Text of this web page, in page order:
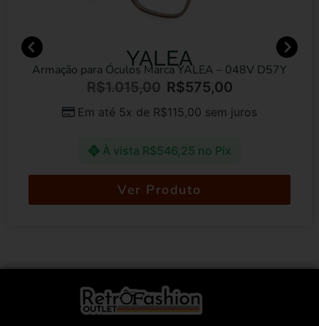
YALEA
Armação para Óculos Marca YALEA – 048V D57Y
R$1.015,00 R$575,00
Em até 5x de R$115,00 sem juros
À vista R$546,25 no Pix
Ver Produto